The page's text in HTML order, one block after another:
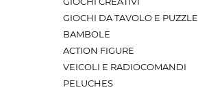
GIOCHI DA TAVOLO E PUZZLE
BAMBOLE
ACTION FIGURE
VEICOLI E RADIOCOMANDI
PELUCHES